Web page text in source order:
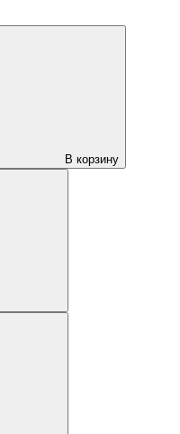
В корзину